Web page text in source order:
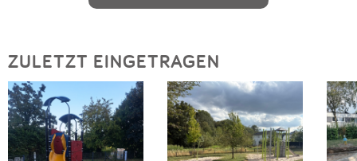
ZULETZT EINGETRAGEN